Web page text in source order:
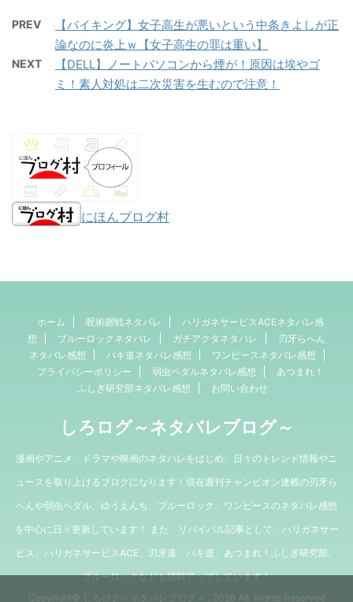
PREV
【バイキング】女子高生が悪いという中条きよしが正
論なのに炎上ｗ【女子高生の罪は重い】
NEXT
【DELL】ノートパソコンから煙が！原因は埃やゴ
ミ！素人対処は二次災害を生むので注意！
にほんブログ村
ホーム 呪術廻戦ネタバレ
ハリガネサービスACEネタバレ感
想
ブルーロックネタバレ ガチアクタネタバレ
刃牙らへん
ネタバレ感想
バキ道ネタバレ感想
ワンピースネタバレ感想
プライバシーポリシー
弱虫ペダルネタバレ感想
あつまれ！
ふしぎ研究部ネタバレ感想
お問い合わせ
しろログ～ネタバレブログ～
漫画やアニメ、ドラマや映画のネタバレをはじめ、日々のトレンド情報やニ
ュースを取り上げるブログになります！現在週刊チャンピオン連載の刃牙ら
へんや弱虫ペダル、ゆうえんち、ブルーロック、ワンピースのネタバレ感想
を中心に日々更新しています！ また、リバイバル記事として、ハリガネサー
ビス、ハリガネサービスACE、刃牙道、バキ道、あつまれ！ふしぎ研究部、
ブルーロックなども随時アップしています！
Copyright© しろログ～ネタバレブログ～ , 2026 All Rights Reserved